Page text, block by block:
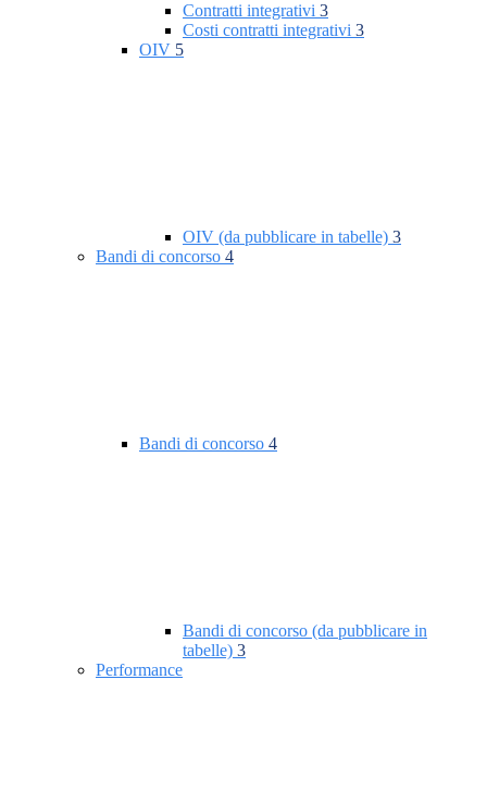
Contratti integrativi 3
Costi contratti integrativi 3
OIV 5
OIV (da pubblicare in tabelle) 3
Bandi di concorso 4
Bandi di concorso 4
Bandi di concorso (da pubblicare in
tabelle) 3
Performance